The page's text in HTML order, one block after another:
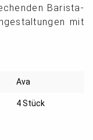
Barista-
mit
Ava
4 Stück